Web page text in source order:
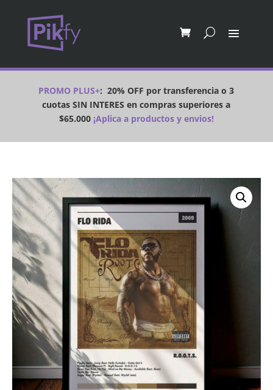
PROMO PLUS+:20% OFF por transferencia o 3
cuotas SIN INTERES en compras superiores a
$65.000¡Aplica a productos y envios!